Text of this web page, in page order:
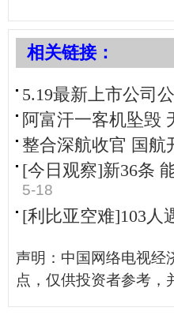
相关链接：
5.19最新上市公司
阿富汗一客机坠毁
整合深航收官 国航
[今日观察]新36条
5-18
[利比亚空难]103人
声明：中国网络电视经
点，仅供投资者参考，